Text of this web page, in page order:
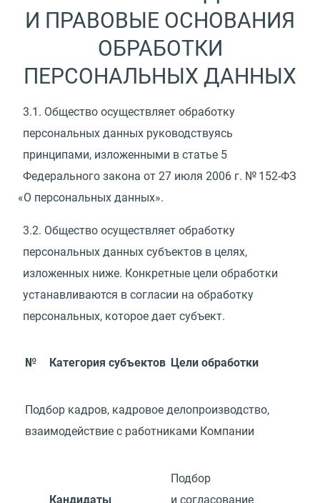
И ПРАВОВЫЕ ОСНОВАНИЯ
ОБРАБОТКИ
ПЕРСОНАЛЬНЫХ ДАННЫХ
3.1. Общество осуществляет обработку
персональных данных руководствуясь
принципами, изложенными в статье 5
Федерального закона от 27 июля 2006 г. № 152-ФЗ
«О персональных данных».
3.2. Общество осуществляет обработку
персональных данных субъектов в целях,
изложенных ниже. Конкретные цели обработки
устанавливаются в согласии на обработку
персональных, которое дает субъект.
№ Категория субъектов Цели обработки
Подбор кадров, кадровое делопроизводство,
взаимодействие с работниками Компании
Кандидаты
Подбор
и согласование